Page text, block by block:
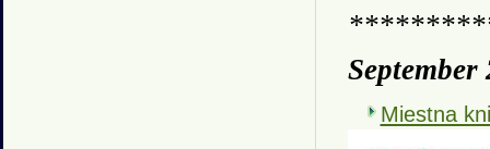
September
Miestna